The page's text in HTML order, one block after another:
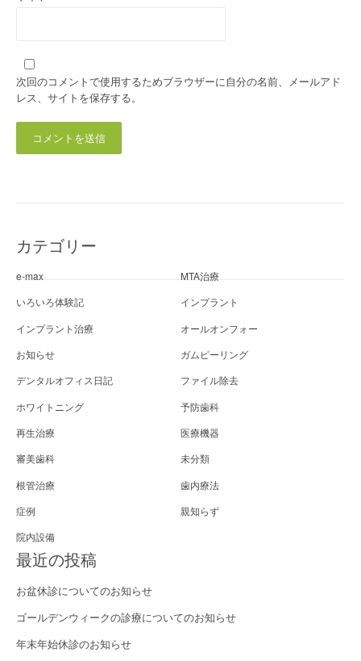
次回のコメントで使用するためブラウザーに自分の名前、メールアド
レス、サイトを保存する。
カテゴリー
e-max
MTA治療
いろいろ体験記
インプラント
インプラント治療
オールオンフォー
お知らせ
ガムピーリング
デンタルオフィス日記
ファイル除去
ホワイトニング
予防歯科
再生治療
医療機器
審美歯科
未分類
根管治療
歯内療法
症例
親知らず
院内設備
最近の投稿
お盆休診についてのお知らせ
ゴールデンウィークの診療についてのお知らせ
年末年始休診のお知らせ